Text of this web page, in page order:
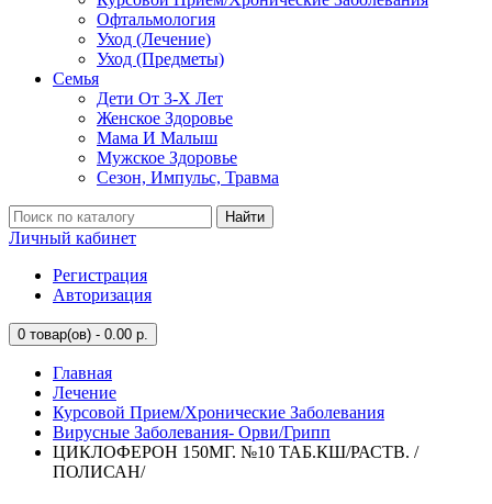
Офтальмология
Уход (Лечение)
Уход (Предметы)
Семья
Дети От 3-Х Лет
Женское Здоровье
Мама И Малыш
Мужское Здоровье
Сезон, Импульс, Травма
Найти
Личный кабинет
Регистрация
Авторизация
0 товар(ов) - 0.00 р.
Главная
Лечение
Курсовой Прием/Хронические Заболевания
Вирусные Заболевания- Орви/Грипп
ЦИКЛОФЕРОН 150МГ. №10 ТАБ.КШ/РАСТВ. /
ПОЛИСАН/